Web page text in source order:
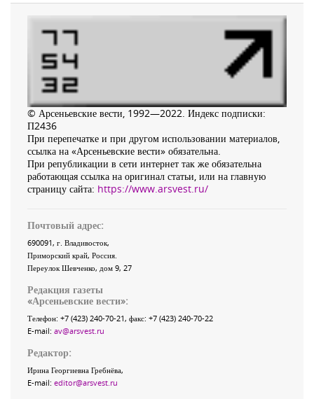
© Арсеньевские вести, 1992—2022. Индекс подписки:
П2436
При перепечатке и при другом использовании материалов,
ссылка на «Арсеньевские вести» обязательна.
При републикации в сети интернет так же обязательна
работающая ссылка на оригинал статьи, или на главную
страницу сайта: https://www.arsvest.ru/
Почтовый адрес:
690091, г. Владивосток,
Приморский край, Россия
Переулок Шевченко, дом 9, 27
Редакция газеты
«Арсеньевские вести»:
Телефон: +7 (423) 240-70-21, факс: +7 (423) 240-70-22
E-mail: av@arsvest.ru
Редактор:
Ирина Георгиевна Гребнёва,
E-mail: editor@arsvest.ru